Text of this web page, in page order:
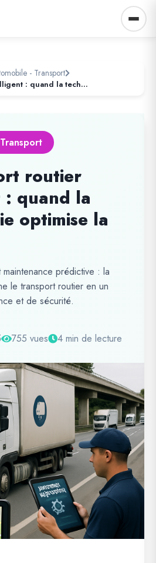
- Transport
Le transport routier intelligent : quand la technologie optimise la logistique
routier
quand la
optimise la
prédictive : la
le transport routier en un
et de sécurité.
755 vues 4 min de lecture